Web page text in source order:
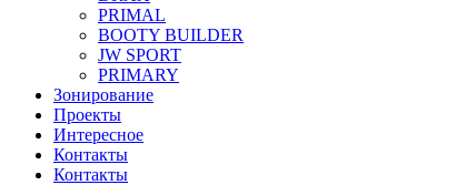
PRIMAL
BOOTY BUILDER
JW SPORT
PRIMARY
Зонирование
Проекты
Интересное
Контакты
Контакты